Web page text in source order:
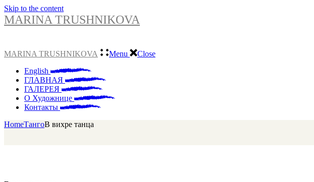
Skip to the content
MARINA TRUSHNIKOVA
MARINA TRUSHNIKOVA Menu
Close
English
ГЛАВНАЯ
ГАЛЕРЕЯ
О Художнице
Контакты
HomeТангоВ вихре танца